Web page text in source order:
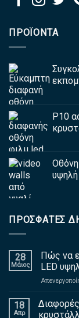
ΠΡΟΪΌΝΤΑ
P10
ΠΡΌΣΦΑΤΕΣ
28
Μάιος
Πώς να
LED
18
Απρ